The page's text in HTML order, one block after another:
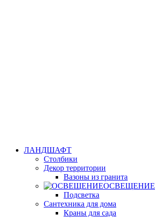
ЛАНДШАФТ
Столбики
Декор территории
Вазоны из гранита
ОСВЕЩЕНИЕ
Подсветка
Сантехника для дома
Краны для сада